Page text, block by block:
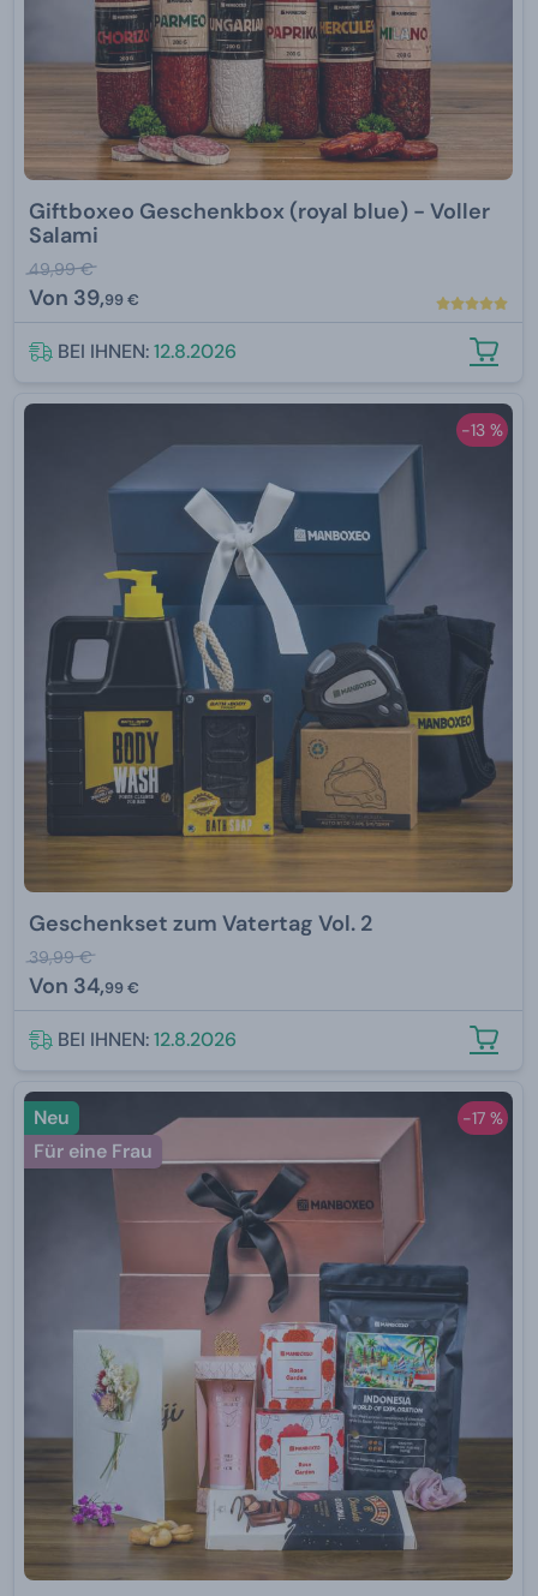
Giftboxeo Geschenkbox (royal blue) - Voller
Salami
49,99 €
Von 39,99 €
BEI IHNEN:12.8.2026
-13 %
Geschenkset zum Vatertag Vol. 2
39,99 €
Von 34,99 €
BEI IHNEN:12.8.2026
-17 %
Neu
Für eine Frau